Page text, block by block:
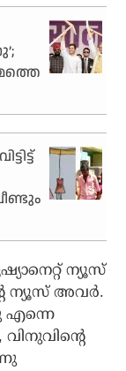
ന്യൂസ്
ന്യൂസ് അവര്‍.
എന്നെ